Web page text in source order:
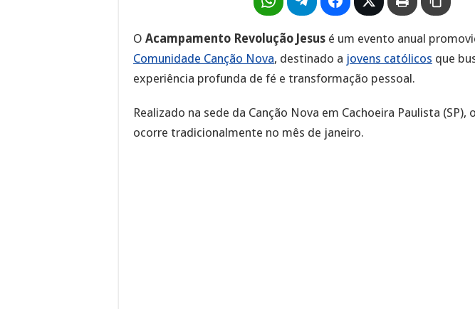
O Acampamento Revolução Jesus é um evento anual
Comunidade Canção Nova, destinado a jovens católicos que
experiência profunda de fé e transformação pessoal.
Realizado na sede da Canção Nova em Cachoeira Paulista (SP),
ocorre tradicionalmente no mês de janeiro.